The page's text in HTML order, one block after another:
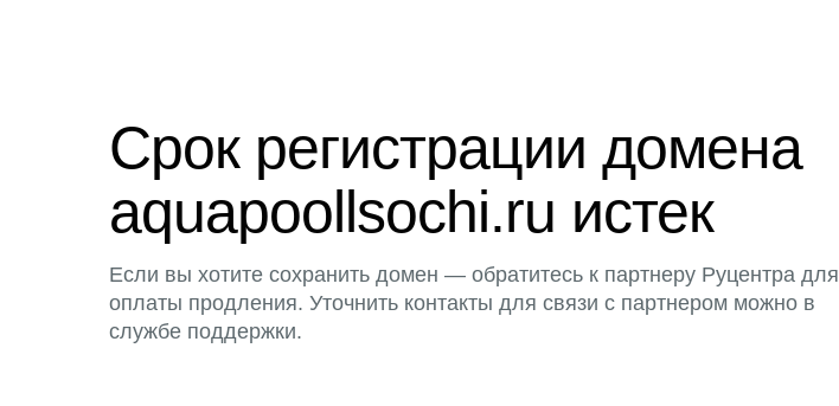
Срок регистрации домена
aquapoollsochi.ru истек
Если вы хотите сохранить домен — обратитесь к партнеру Руцентра для
оплаты продления. Уточнить контакты для связи с партнером можно в
службе поддержки.